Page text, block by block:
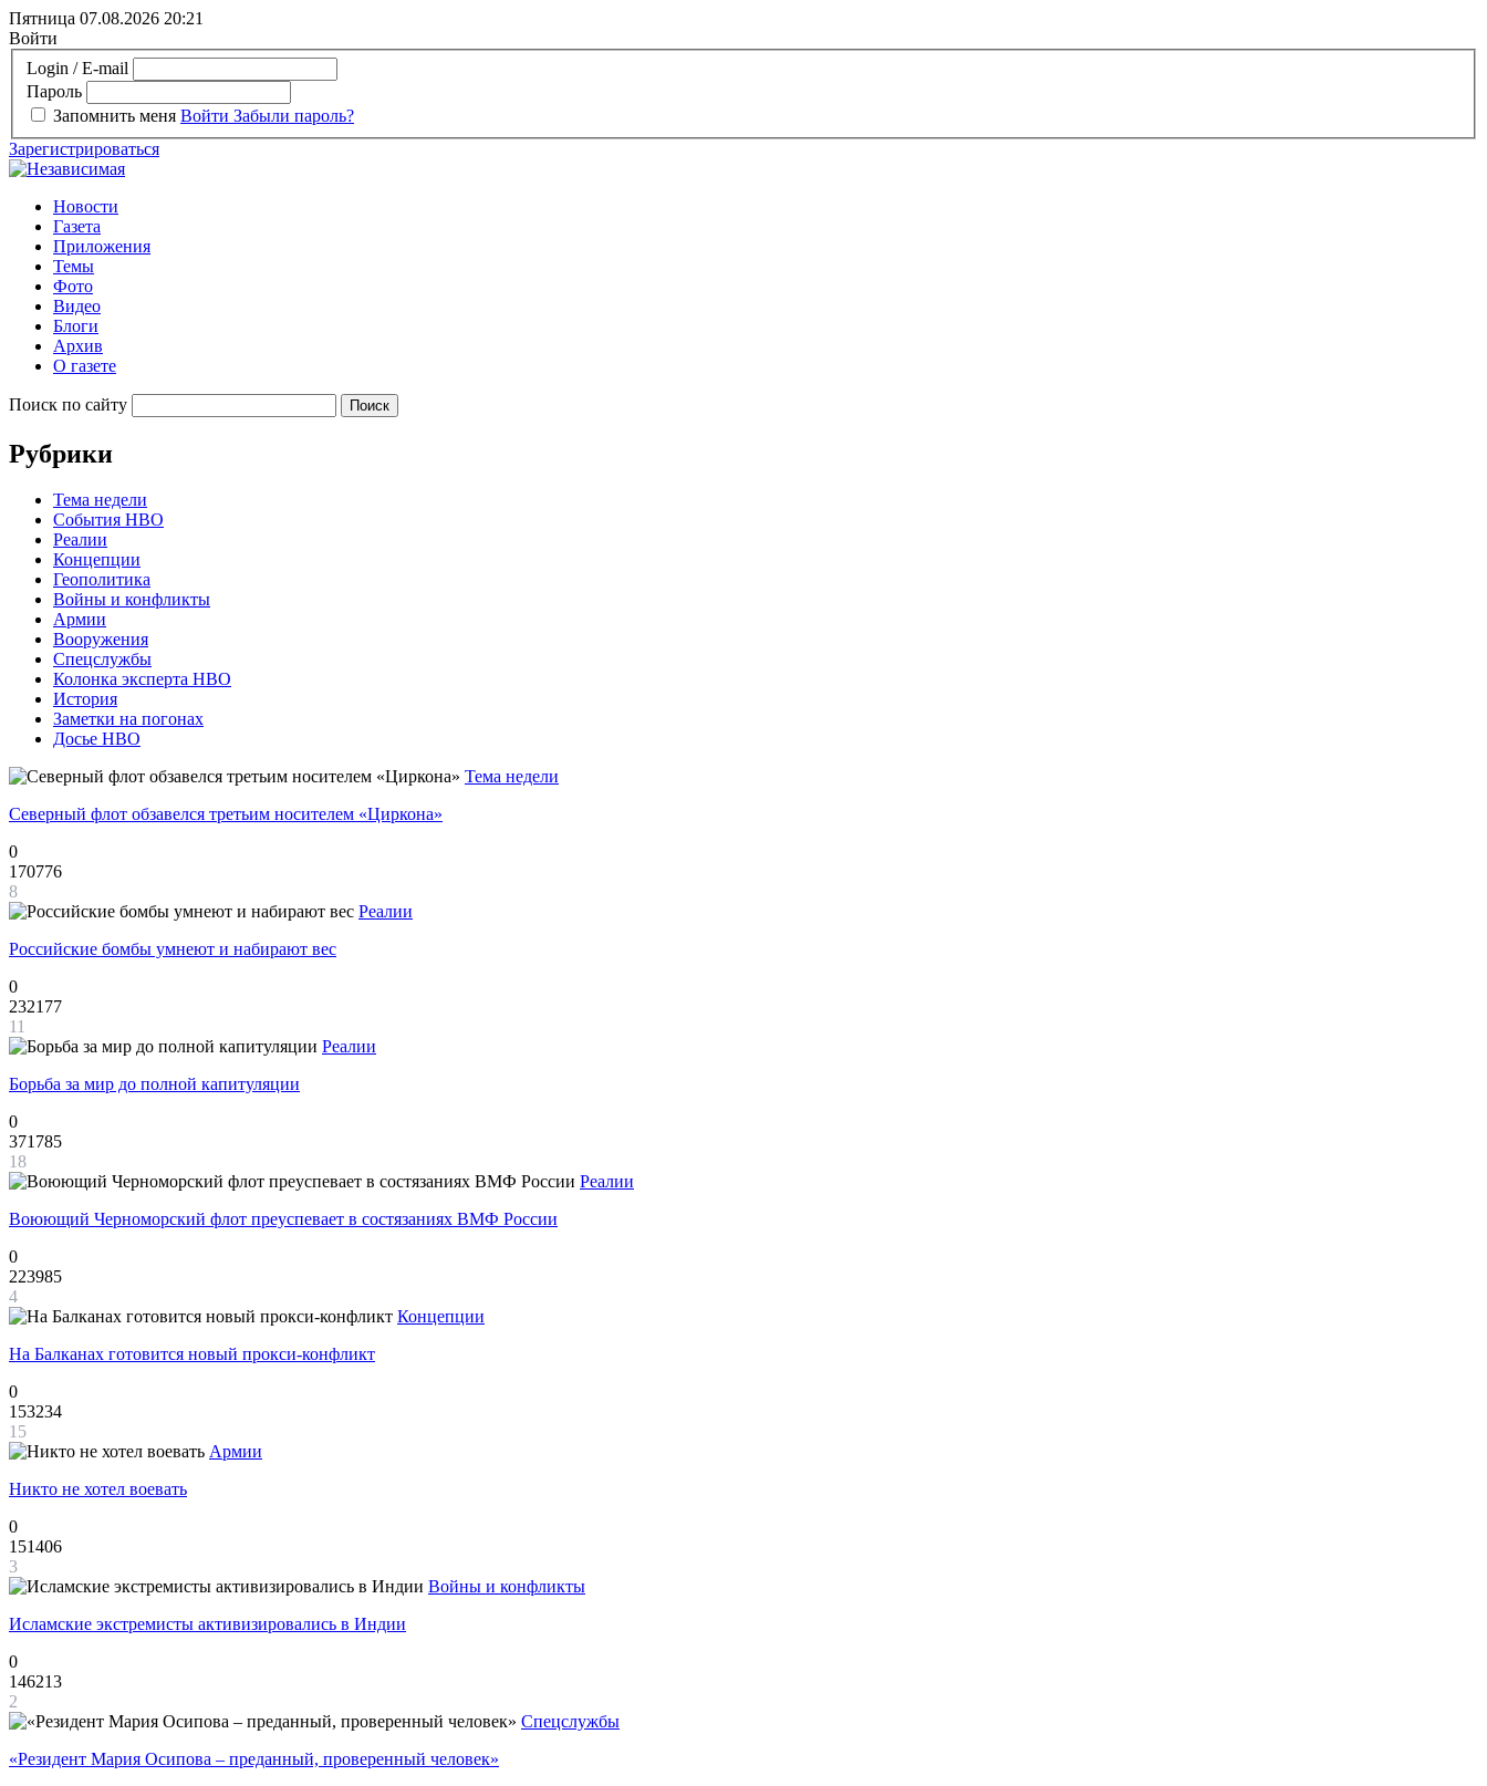
Пятница 07.08.2026 20:21
Войти
Login / E-mail
Пароль
Запомнить меня Войти Забыли пароль?
Зарегистрироваться
Новости
Газета
Приложения
Темы
Фото
Видео
Блоги
Архив
О газете
Поиск по сайту
Рубрики
Тема недели
События НВО
Реалии
Концепции
Геополитика
Войны и конфликты
Армии
Вооружения
Спецслужбы
Колонка эксперта НВО
История
Заметки на погонах
Досье НВО
Тема недели
Северный флот обзавелся третьим носителем «Циркона»
0
170776
8
Реалии
Российские бомбы умнеют и набирают вес
0
232177
11
Реалии
Борьба за мир до полной капитуляции
0
371785
18
Реалии
Воюющий Черноморский флот преуспевает в состязаниях ВМФ России
0
223985
4
Концепции
На Балканах готовится новый прокси-конфликт
0
153234
15
Армии
Никто не хотел воевать
0
151406
3
Войны и конфликты
Исламские экстремисты активизировались в Индии
0
146213
2
Спецслужбы
«Резидент Мария Осипова – преданный, проверенный человек»